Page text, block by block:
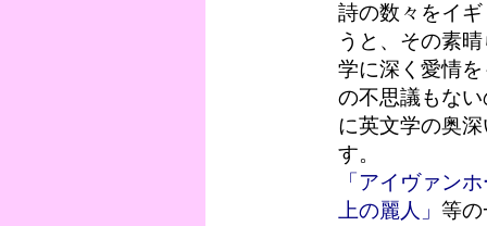
詩の数々をイ
うと、その素
学に深く愛情
の不思議もな
に英文学の奥
す。
「アイヴァン
上の麗人」等